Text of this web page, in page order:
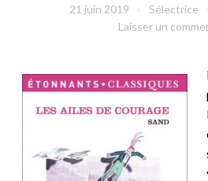
21 juin 2019 Sélectrice
Laisser un